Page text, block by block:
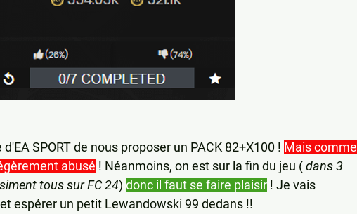
SPORT de nous proposer un PACK 82+X100 ! Mais comme
abusé ! Néanmoins, on est sur la fin du jeu ( dans 3
tous sur FC 24) donc il faut se faire plaisir ! Je vais
espérer un petit Lewandowski 99 dedans !!